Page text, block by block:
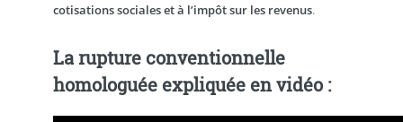
cotisations sociales et à l’impôt sur les revenus.
La rupture conventionnelle
homologuée expliquée en vidéo :